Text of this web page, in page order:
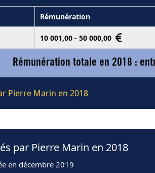
Rémunération
10 001,00 - 50 000,00
Rémunération totale en 2018 :
Pierre Marin en 2018
par Pierre Marin en 2018
en décembre 2019